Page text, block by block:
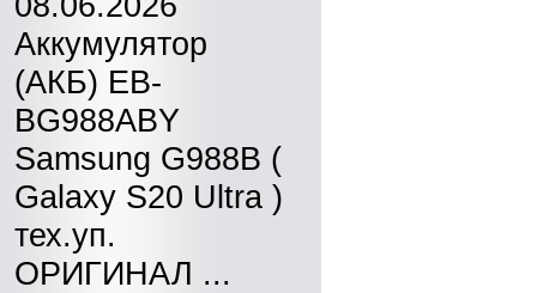
Аккумулятор
(АКБ) EB-
BG988ABY
Samsung G988B (
Galaxy S20 Ultra )
тех.уп.
ОРИГИНАЛ ...